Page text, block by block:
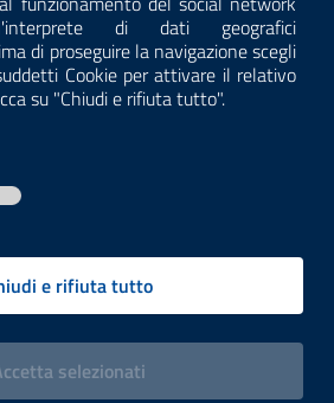
di dati geografici
di proseguire la navigazione scegli
Cookie per attivare il relativo
su "Chiudi e rifiuta tutto".
e rifiuta tutto
i cookies
selezionati
E PRIVACY
TEMI A-Z
dei dati fare riferimento al regolamento
aquesta pagina
PA: UFCPQZ